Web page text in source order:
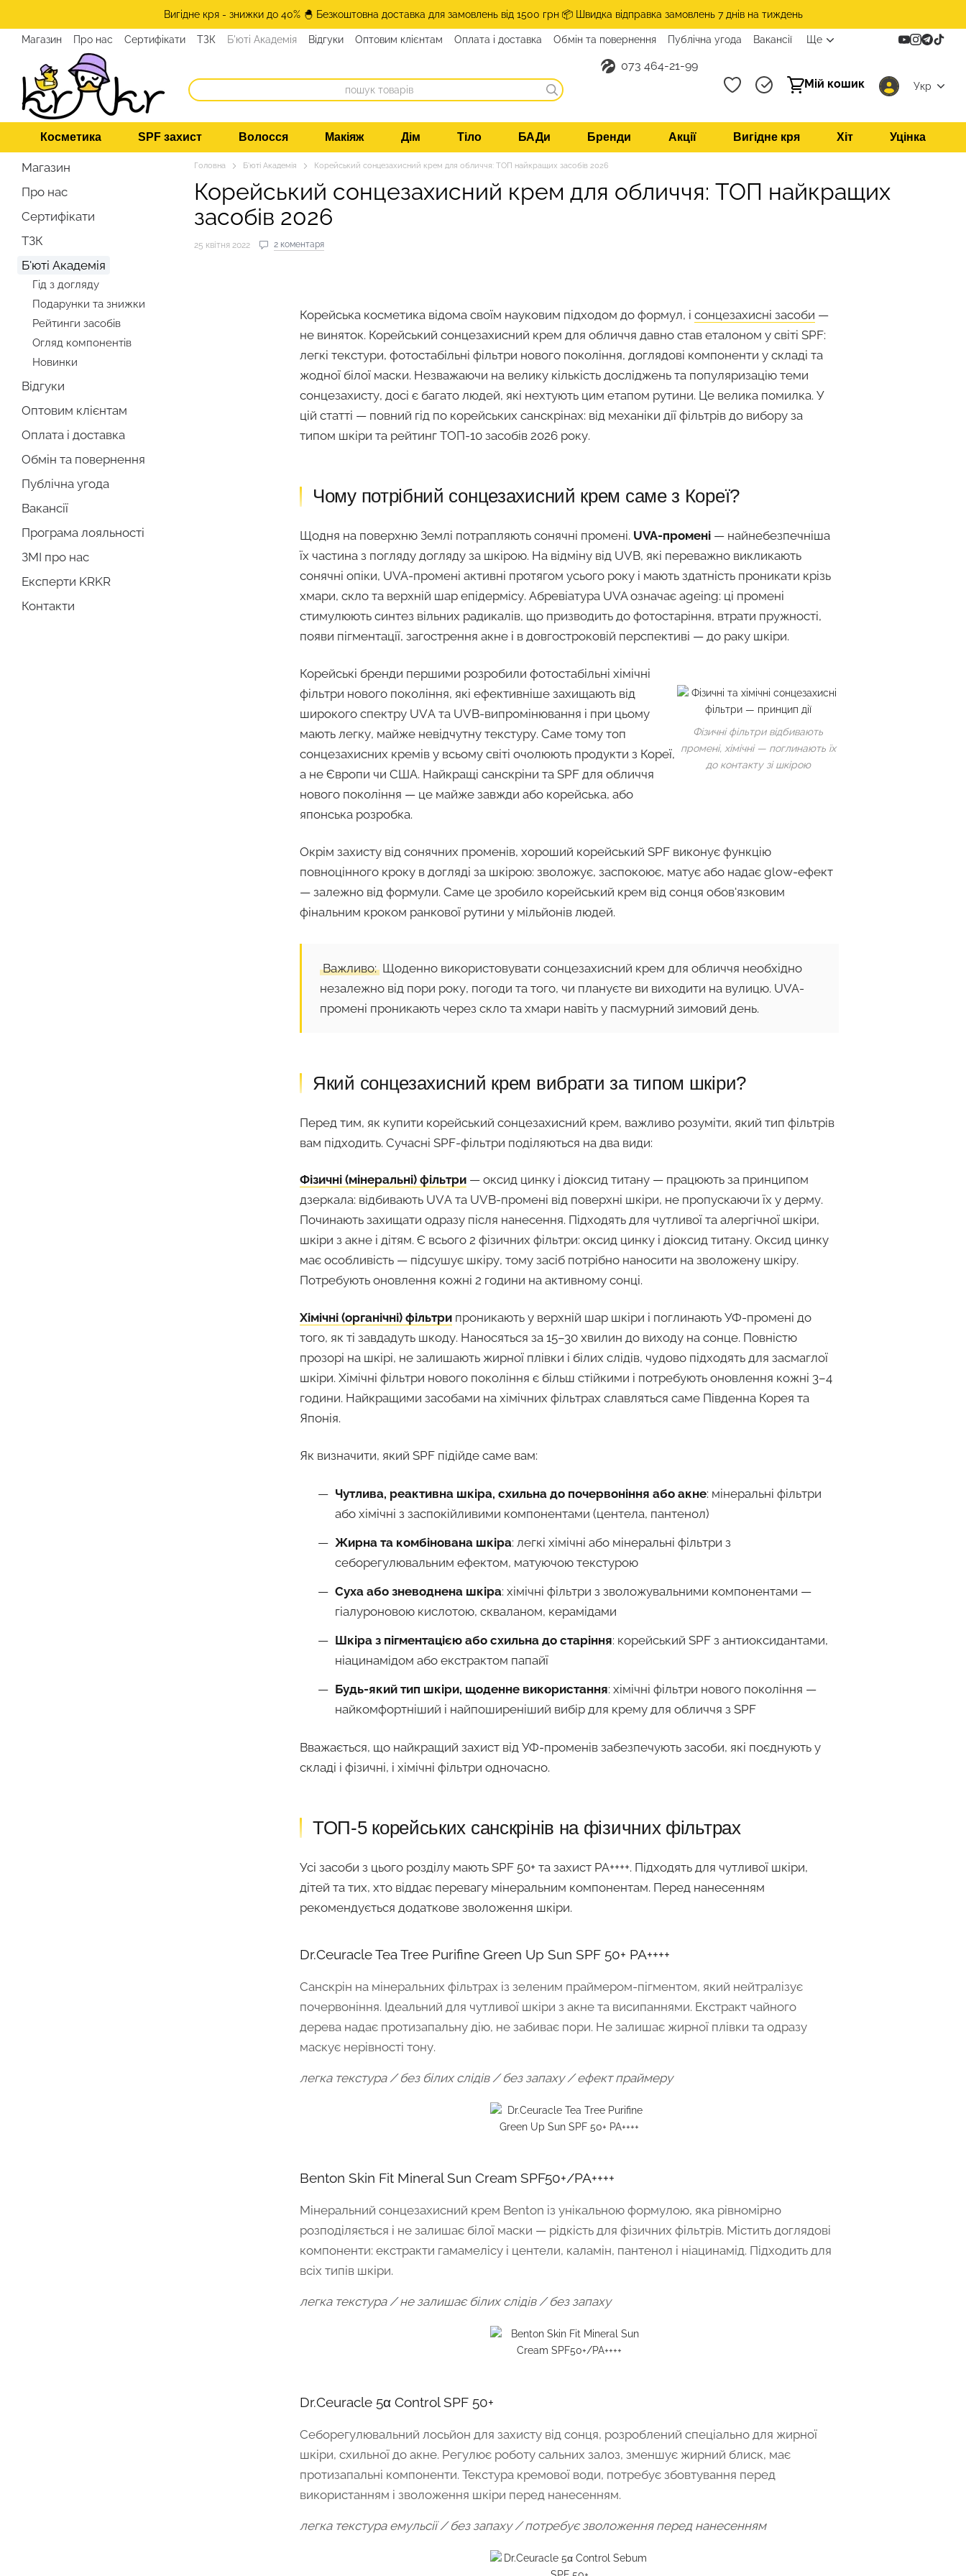
Перейти до основного контентуВигідне кря - знижки до 40% 🐣 Безкоштовна доставка для замовлень від 1500 грн 📦 Швидка відправка замовлень 7 днів на тиждень
Магазин Про нас Сертифікати ТЗК Б'юті Академія Відгуки Оптовим клієнтам Оплата і доставка Обмін та повернення Публічна угода Вакансії Ще
073 464-21-99
Мій кошик
Укр
Косметика SPF захист Волосся Макіяж Дім Тіло БАДи Бренди Акції Вигідне кря Хіт Уцінка
Головна Б'юті Академія Корейський сонцезахисний крем для обличчя: ТОП найкращих засобів 2026
Корейський сонцезахисний крем для обличчя: ТОП найкращих
засобів 2026
25 квітня 2022 2 коментаря
Корейська косметика відома своїм науковим підходом до формул, і сонцезахисні засоби —
не виняток. Корейський сонцезахисний крем для обличчя давно став еталоном у світі SPF:
легкі текстури, фотостабільні фільтри нового покоління, доглядові компоненти у складі та
жодної білої маски. Незважаючи на велику кількість досліджень та популяризацію теми
сонцезахисту, досі є багато людей, які нехтують цим етапом рутини. Це велика помилка. У
цій статті — повний гід по корейських санскрінах: від механіки дії фільтрів до вибору за
типом шкіри та рейтинг ТОП-10 засобів 2026 року.
Чому потрібний сонцезахисний крем саме з Кореї?
Щодня на поверхню Землі потрапляють сонячні промені. UVA-промені — найнебезпечніша
їх частина з погляду догляду за шкірою. На відміну від UVB, які переважно викликають
сонячні опіки, UVA-промені активні протягом усього року і мають здатність проникати крізь
хмари, скло та верхній шар епідермісу. Абревіатура UVA означає ageing: ці промені
стимулюють синтез вільних радикалів, що призводить до фотостаріння, втрати пружності,
появи пігментації, загострення акне і в довгостроковій перспективі — до раку шкіри.
Фізичні фільтри відбивають
промені, хімічні — поглинають їх
до контакту зі шкірою
Корейські бренди першими розробили фотостабільні хімічні
фільтри нового покоління, які ефективніше захищають від
широкого спектру UVА та UVB-випромінювання і при цьому
мають легку, майже невідчутну текстуру. Саме тому топ
сонцезахисних кремів у всьому світі очолюють продукти з Кореї,
а не Європи чи США. Найкращі санскріни та SPF для обличчя
нового покоління — це майже завжди або корейська, або
японська розробка.
Окрім захисту від сонячних променів, хороший корейський SPF виконує функцію
повноцінного кроку в догляді за шкірою: зволожує, заспокоює, матує або надає glow-ефект
— залежно від формули. Саме це зробило корейський крем від сонця обов'язковим
фінальним кроком ранкової рутини у мільйонів людей.
Важливо: Щоденно використовувати сонцезахисний крем для обличчя необхідно
незалежно від пори року, погоди та того, чи плануєте ви виходити на вулицю. UVA-
промені проникають через скло та хмари навіть у пасмурний зимовий день.
Який сонцезахисний крем вибрати за типом шкіри?
Перед тим, як купити корейський сонцезахисний крем, важливо розуміти, який тип фільтрів
вам підходить. Сучасні SPF-фільтри поділяються на два види:
Фізичні (мінеральні) фільтри — оксид цинку і діоксид титану — працюють за принципом
дзеркала: відбивають UVА та UVB-промені від поверхні шкіри, не пропускаючи їх у дерму.
Починають захищати одразу після нанесення. Підходять для чутливої та алергічної шкіри,
шкіри з акне і дітям. Є всього 2 фізичних фільтри: оксид цинку і діоксид титану. Оксид цинку
має особливість — підсушує шкіру, тому засіб потрібно наносити на зволожену шкіру.
Потребують оновлення кожні 2 години на активному сонці.
Хімічні (органічні) фільтри проникають у верхній шар шкіри і поглинають УФ-промені до
того, як ті завдадуть шкоду. Наносяться за 15–30 хвилин до виходу на сонце. Повністю
прозорі на шкірі, не залишають жирної плівки і білих слідів, чудово підходять для засмаглої
шкіри. Хімічні фільтри нового покоління є більш стійкими і потребують оновлення кожні 3–4
години. Найкращими засобами на хімічних фільтрах славляться саме Південна Корея та
Японія.
Як визначити, який SPF підійде саме вам:
Чутлива, реактивна шкіра, схильна до почервоніння або акне: мінеральні фільтри
або хімічні з заспокійливими компонентами (центела, пантенол)
Жирна та комбінована шкіра: легкі хімічні або мінеральні фільтри з
себорегулювальним ефектом, матуючою текстурою
Суха або зневоднена шкіра: хімічні фільтри з зволожувальними компонентами —
гіалуроновою кислотою, скваланом, керамідами
Шкіра з пігментацією або схильна до старіння: корейський SPF з антиоксидантами,
ніацинамідом або екстрактом папайї
Будь-який тип шкіри, щоденне використання: хімічні фільтри нового покоління —
найкомфортніший і найпоширеніший вибір для крему для обличчя з SPF
Вважається, що найкращий захист від УФ-променів забезпечують засоби, які поєднують у
складі і фізичні, і хімічні фільтри одночасно.
ТОП-5 корейських санскрінів на фізичних фільтрах
Усі засоби з цього розділу мають SPF 50+ та захист PA++++. Підходять для чутливої шкіри,
дітей та тих, хто віддає перевагу мінеральним компонентам. Перед нанесенням
рекомендується додаткове зволоження шкіри.
Dr.Ceuracle Tea Tree Purifine Green Up Sun SPF 50+ PA++++
Санскрін на мінеральних фільтрах із зеленим праймером-пігментом, який нейтралізує
почервоніння. Ідеальний для чутливої шкіри з акне та висипаннями. Екстракт чайного
дерева надає протизапальну дію, не забиває пори. Не залишає жирної плівки та одразу
маскує нерівності тону.
легка текстура / без білих слідів / без запаху / ефект праймеру
Benton Skin Fit Mineral Sun Cream SPF50+/PA++++
Мінеральний сонцезахисний крем Benton із унікальною формулою, яка рівномірно
розподіляється і не залишає білої маски — рідкість для фізичних фільтрів. Містить доглядові
компоненти: екстракти гамамелісу і центели, каламін, пантенол і ніацинамід. Підходить для
всіх типів шкіри.
легка текстура / не залишає білих слідів / без запаху
Dr.Ceuracle 5α Control SPF 50+
Себорегулювальний лосьйон для захисту від сонця, розроблений спеціально для жирної
шкіри, схильної до акне. Регулює роботу сальних залоз, зменшує жирний блиск, має
протизапальні компоненти. Текстура кремової води, потребує збовтування перед
використанням і зволоження шкіри перед нанесенням.
легка текстура емульсії / без запаху / потребує зволоження перед нанесенням
Магазин
Про нас
Сертифікати
ТЗК
Б'юті Академія
Гід з догляду
Подарунки та знижки
Рейтинги засобів
Огляд компонентів
Новинки
Відгуки
Оптовим клієнтам
Оплата і доставка
Обмін та повернення
Публічна угода
Вакансії
Програма лояльності
ЗМІ про нас
Експерти KRKR
Контакти